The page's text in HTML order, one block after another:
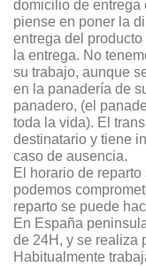
domicilio de entrega
piense en poner la
entrega del
la entrega. No
su trabajo, aunque
en la panadería de
panadero, (el
toda la vida). El
destinatario y tiene
caso de ausencia.
El horario de
podemos
reparto se puede
En España
de 24H, y se realiza
Habitualmente